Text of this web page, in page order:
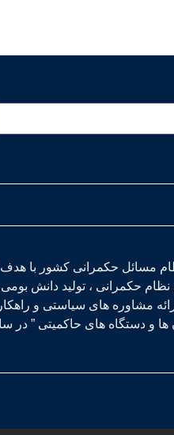
مسائل حکمرانی کشور با
نظام حکمرانی ، تولید دانش
مشاوره های سیاستی و
حاکمیتی ” در سال 1401 راه اندازی شده